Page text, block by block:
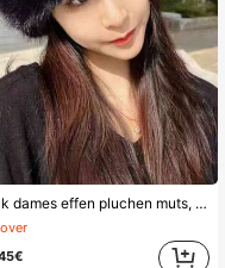
1 stuk dames effen pluchen muts, nieuwe herfst/winter imitatie nertsmuts, zacht comfortabel warm eenvoudig, casual veelzijdig warm winddicht geschikt